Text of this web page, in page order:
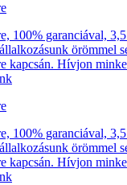
100% garanciával,
örömmel
kapcsán. Hívjon
100% garanciával,
örömmel
kapcsán. Hívjon